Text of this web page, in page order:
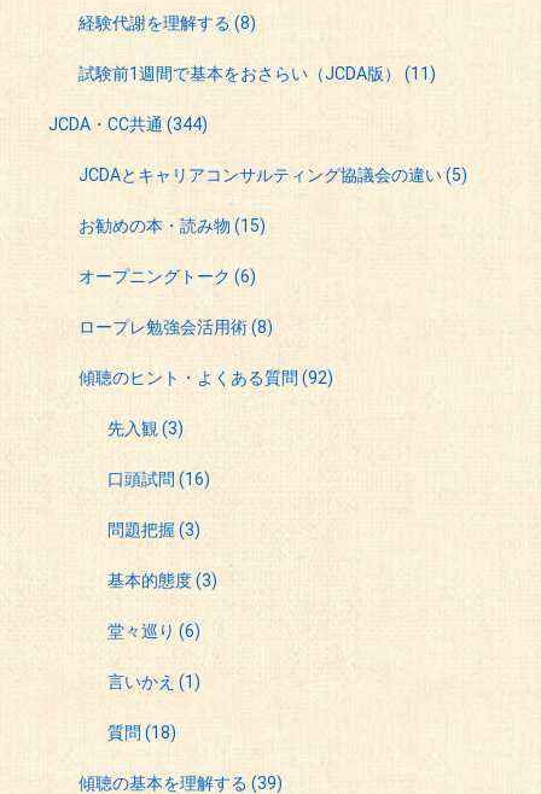
経験代謝を理解する (8)
試験前1週間で基本をおさらい（JCDA版） (11)
JCDA・CC共通(344)
JCDAとキャリアコンサルティング協議会の違い(5)
お勧めの本・読み物 (15)
オープニングトーク (6)
ロープレ勉強会活用術(8)
傾聴のヒント・よくある質問 (92)
先入観(3)
口頭試問(16)
問題把握(3)
基本的態度(3)
堂々巡り(6)
言いかえ(1)
質問(18)
傾聴の基本を理解する (39)